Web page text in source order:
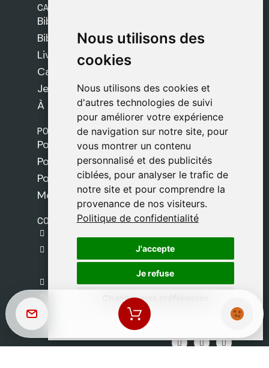
Nous utilisons des
cookies
Nous utilisons des cookies et
d'autres technologies de suivi
pour améliorer votre expérience
de navigation sur notre site, pour
vous montrer un contenu
personnalisé et des publicités
ciblées, pour analyser le trafic de
notre site et pour comprendre la
provenance de nos visiteurs.
Politique de confidentialité
J'accepte
Je refuse
Changer mes préférences
Nous utilisons des
cookies
Nous utilisons des cookies et
d'autres technologies de suivi
pour améliorer votre expérience
de navigation sur notre site, pour
vous montrer un contenu
personnalisé et des publicités
ciblées, pour analyser le trafic de
notre site et pour comprendre la
provenance de nos visiteurs.
Politique de confidentialité
J'accepte
Je refuse
Changer mes préférences
CATÉGORIES
Bibles Safeliz
Bibles
Livres
Cadeaux
Jeux
À propos de nous
POLITIQUES
Politique de livraison
Politique de cookies
Politique de confidentialité
Mentions légales
CONTACT
C. del Pradillo, 6, 28770 Colmenar Viejo,
Madrid
+34 918 459 877